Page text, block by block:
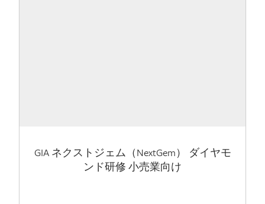
GIA ネクストジェム（NextGem） ダイヤモ
ンド研修 小売業向け